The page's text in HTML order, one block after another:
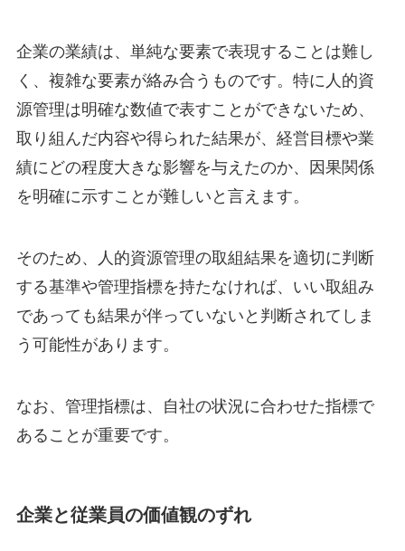
企業の業績は、単純な要素で表現することは難し
く、複雑な要素が絡み合うものです。特に人的資
源管理は明確な数値で表すことができないため、
取り組んだ内容や得られた結果が、経営目標や業
績にどの程度大きな影響を与えたのか、因果関係
を明確に示すことが難しいと言えます。
そのため、人的資源管理の取組結果を適切に判断
する基準や管理指標を持たなければ、いい取組み
であっても結果が伴っていないと判断されてしま
う可能性があります。
なお、管理指標は、自社の状況に合わせた指標で
あることが重要です。
企業と従業員の価値観のずれ